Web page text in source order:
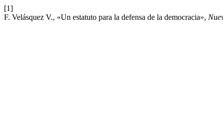
[1]
F. Velásquez V., «Un estatuto para la defensa de la democracia»,